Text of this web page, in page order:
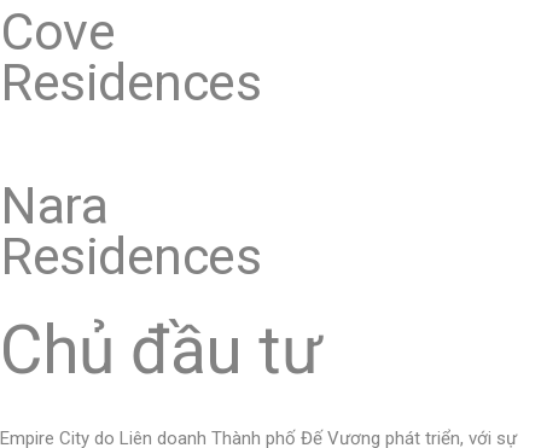
Cove
Residences
Nara
Residences
Chủ đầu tư
Empire City do Liên doanh Thành phố Đế Vương phát triển, với sự